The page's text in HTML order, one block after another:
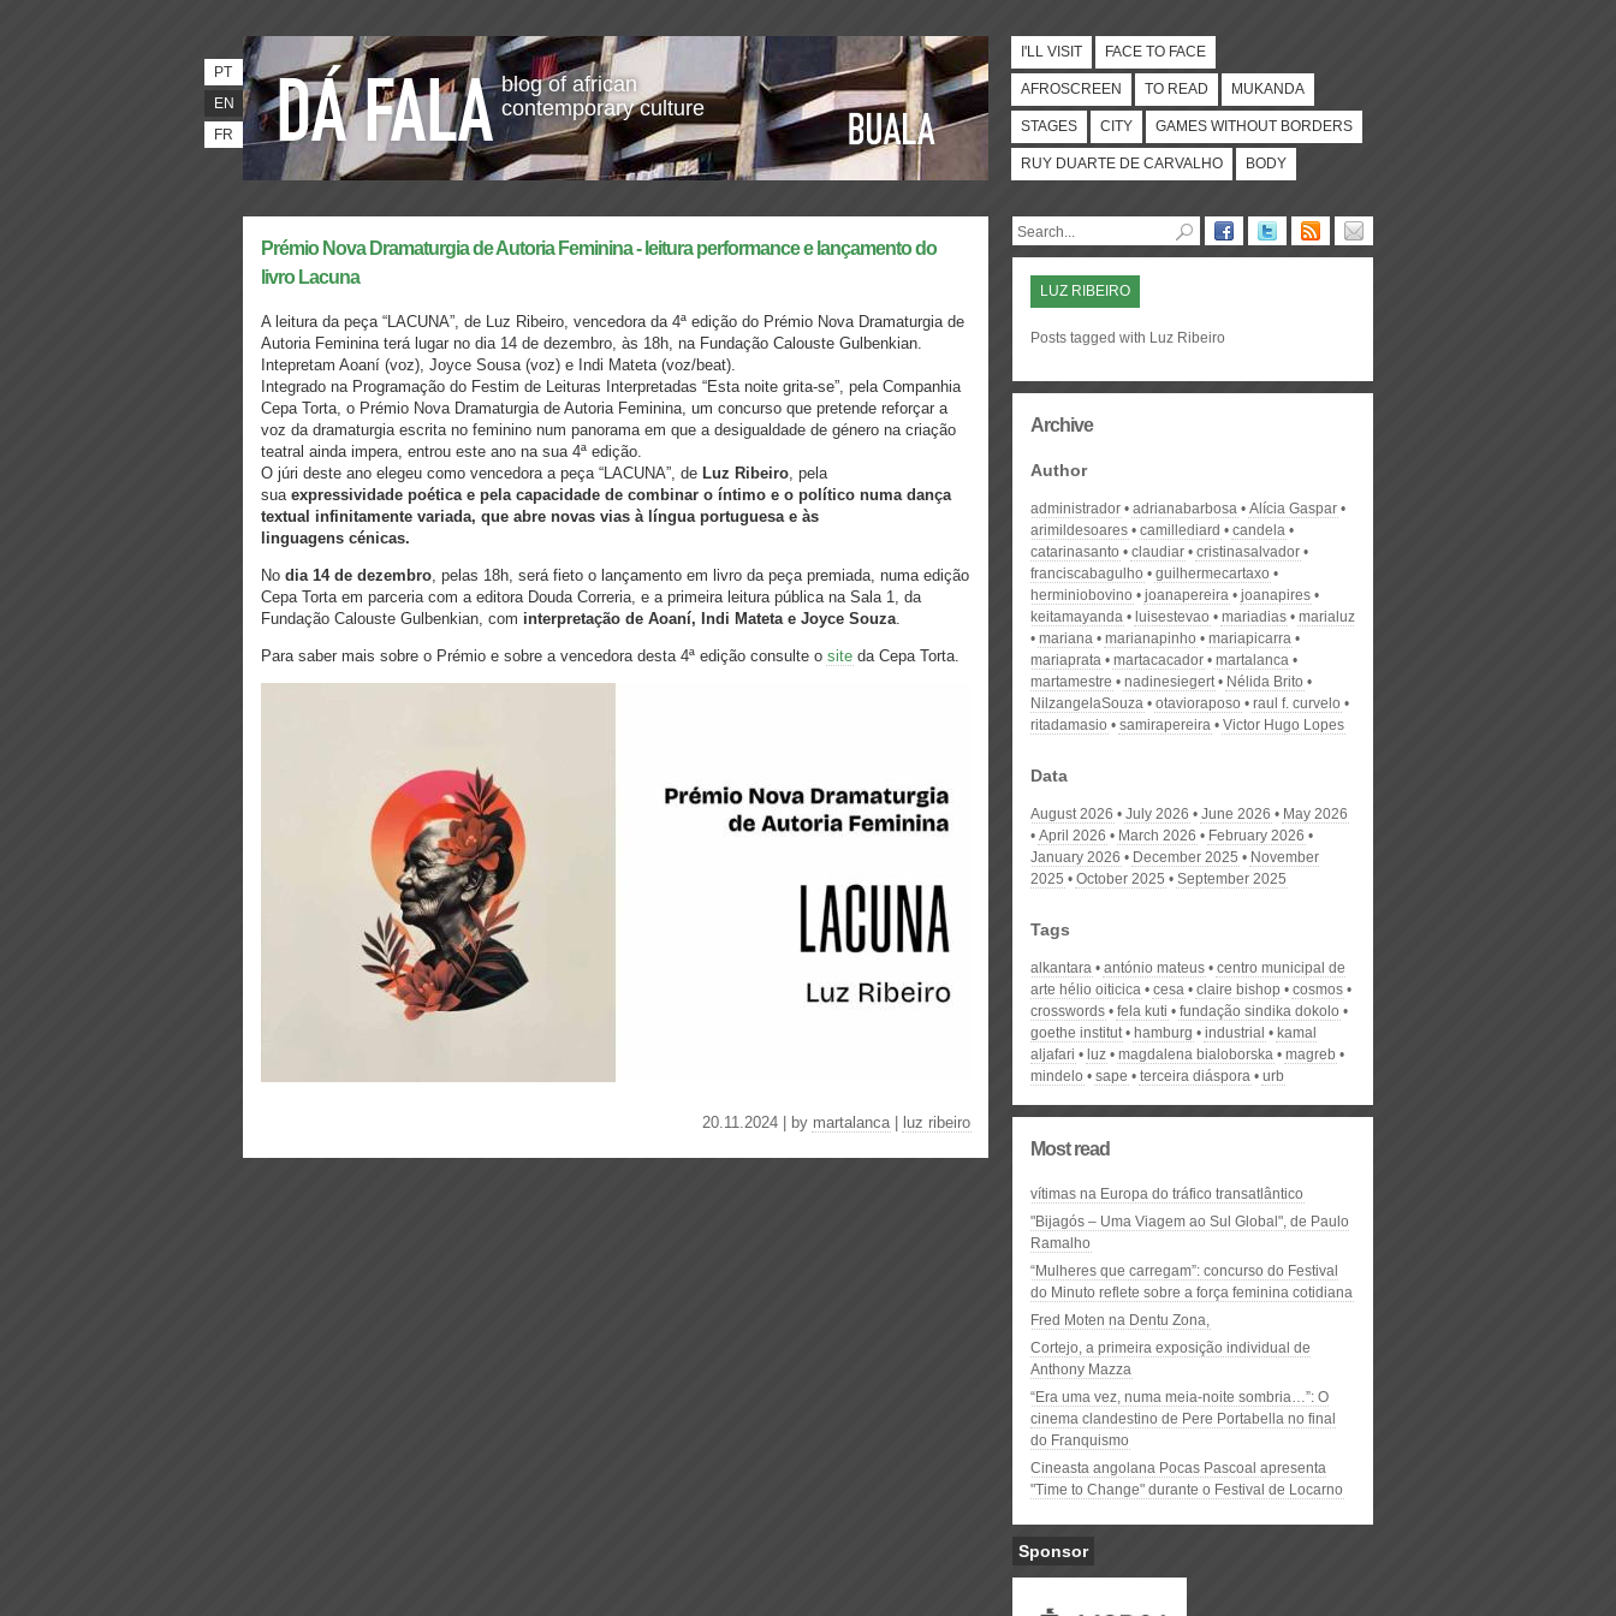
blog of african
contemporary culture
PT
EN
FR
I'LL VISIT FACE TO FACE
AFROSCREEN TO READ MUKANDA
STAGES CITY GAMES WITHOUT BORDERS
RUY DUARTE DE CARVALHO BODY
Prémio Nova Dramaturgia de Autoria Feminina - leitura performance e lançamento do
livro Lacuna
A leitura da peça “LACUNA”, de Luz Ribeiro, vencedora da 4ª edição do Prémio Nova Dramaturgia de
Autoria Feminina terá lugar no dia 14 de dezembro, às 18h, na Fundação Calouste Gulbenkian.
Intepretam Aoaní (voz), Joyce Sousa (voz) e Indi Mateta (voz/beat).
Integrado na Programação do Festim de Leituras Interpretadas “Esta noite grita-se”, pela Companhia
Cepa Torta, o Prémio Nova Dramaturgia de Autoria Feminina, um concurso que pretende reforçar a
voz da dramaturgia escrita no feminino num panorama em que a desigualdade de género na criação
teatral ainda impera, entrou este ano na sua 4ª edição.
O júri deste ano elegeu como vencedora a peça “LACUNA”, de Luz Ribeiro, pela
sua expressividade poética e pela capacidade de combinar o íntimo e o político numa dança
textual infinitamente variada, que abre novas vias à língua portuguesa e às
linguagens cénicas.
No dia 14 de dezembro, pelas 18h, será fieto o lançamento em livro da peça premiada, numa edição
Cepa Torta em parceria com a editora Douda Correria, e a primeira leitura pública na Sala 1, da
Fundação Calouste Gulbenkian, com interpretação de Aoaní, Indi Mateta e Joyce Souza.
Para saber mais sobre o Prémio e sobre a vencedora desta 4ª edição consulte o site da Cepa Torta.
20.11.2024 | by martalanca| luz ribeiro
LUZ RIBEIRO
Posts tagged with Luz Ribeiro
Archive
Author
administrador adrianabarbosa
Alícia Gaspar
arimildesoares
camillediard
candela
catarinasanto
claudiar
cristinasalvador
franciscabagulho
guilhermecartaxo
herminiobovino
joanapereira
joanapires
keitamayanda
luisestevao mariadias
marialuz
mariana
marianapinho
mariapicarra
mariaprata
martacacador
martalanca
martamestre
nadinesiegert
Nélida Brito
NilzangelaSouza
otavioraposo
raul f. curvelo
ritadamasio
samirapereira Victor Hugo Lopes
Data
August 2026 July 2026 June 2026
May 2026
April 2026
March 2026
February 2026
January 2026
December 2025
November
2025
October 2025 September 2025
Tags
alkantara antónio mateus
centro municipal de
arte hélio oiticica
cesa claire bishop
cosmos
crosswords
fela kuti
fundação sindika dokolo
goethe institut
hamburg industrial
kamal
aljafari
luz magdalena bialoborska
magreb
mindelo
sape terceira diáspora urb
Most read
vítimas na Europa do tráfico transatlântico
"Bijagós – Uma Viagem ao Sul Global", de Paulo
Ramalho
“Mulheres que carregam”: concurso do Festival
do Minuto reflete sobre a força feminina cotidiana
Fred Moten na Dentu Zona,
Cortejo, a primeira exposição individual de
Anthony Mazza
“Era uma vez, numa meia-noite sombria…”: O
cinema clandestino de Pere Portabella no final
do Franquismo
Cineasta angolana Pocas Pascoal apresenta
"Time to Change" durante o Festival de Locarno
Sponsor